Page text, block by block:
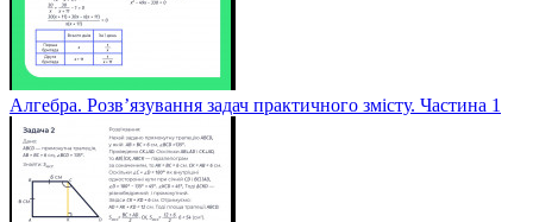
Алгебра. Розв’язування задач практичного змісту. Частина 1